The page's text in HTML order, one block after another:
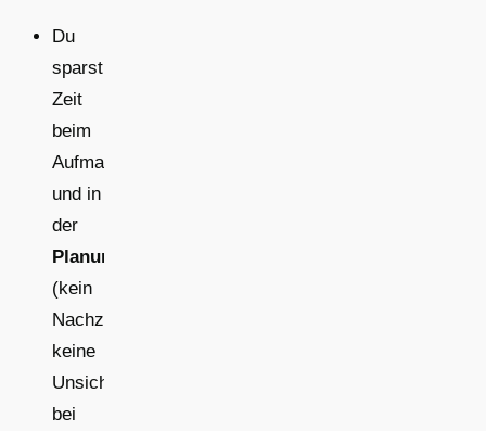
Du
sparst
Zeit
beim
Aufmaß
und in
der
Planung
(kein
Nachzeichnen,
keine
Unsicherheiten
bei